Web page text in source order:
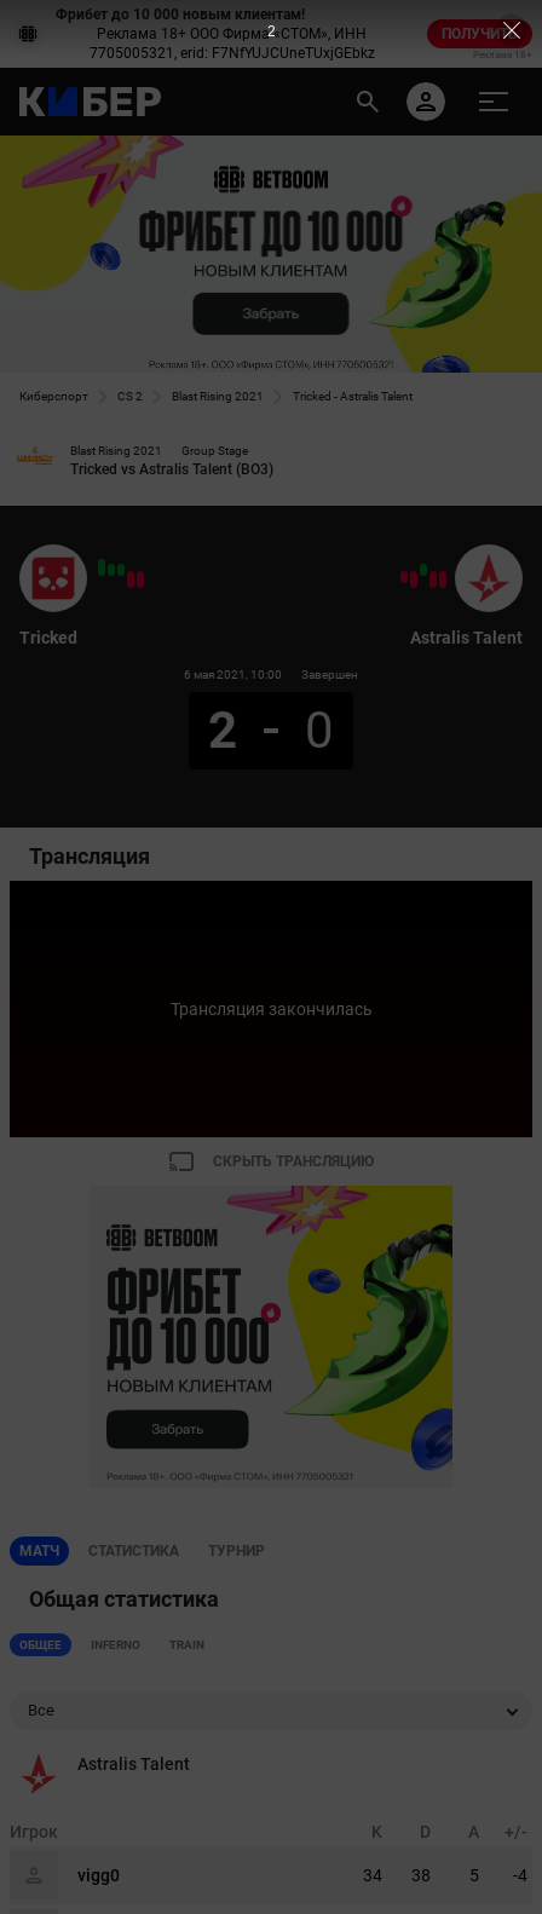
Фрибет до 10 000 новым клиентам!
Реклама 18+ ООО Фирма «СТОМ», ИНН
7705005321, erid: F7NfYUJCUneTUxjGEbkz
ПОЛУЧИТЬ
Реклама 18+
Киберспорт CS 2 Blast Rising 2021 Tricked - Astralis Talent
Blast Rising 2021 Group Stage
Tricked vs Astralis Talent (BO3)
Tricked
6 мая 2021 , 10:00 Завершен
2 0
Astralis Talent
Трансляция
Трансляция закончилась
СКРЫТЬ ТРАНСЛЯЦИЮ
МАТЧ СТАТИСТИКА ТУРНИР
Общая статистика
ОБЩЕЕ INFERNO TRAIN
Все
Astralis Talent
Игрок K D A +/-
vigg0 34 38 5 -4
2